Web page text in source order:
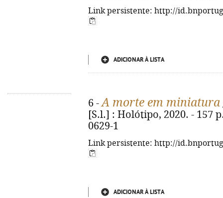
Link persistente: http://
ADICIONAR À LISTA
6 -A morte em miniatura
[S.l.] : Holótipo, 2020. - 157
0629-1
Link persistente: http://
ADICIONAR À LISTA